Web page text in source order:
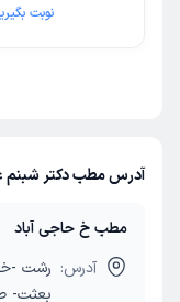
نوبت
آدرس مطب دکتر شبنم
مطب خ حاجی آباد
آدرس: رشت -
بعثت-